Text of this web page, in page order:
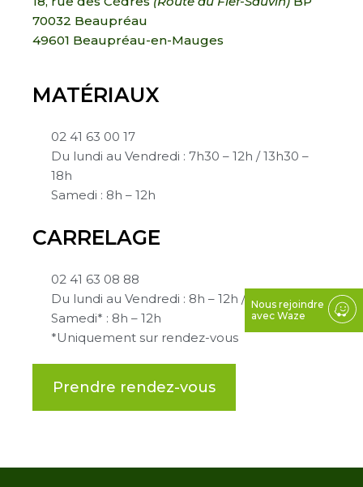
Nous rejoindre
avec Waze
70032 Beaupréau
49601 Beaupréau-en-Mauges
MATÉRIAUX
02 41 63 00 17
Du lundi au Vendredi : 7h30 – 12h / 13h30 –
18h
Samedi : 8h – 12h
CARRELAGE
02 41 63 08 88
Du lundi au Vendredi : 8h – 12h / 13h30 – 18h
Samedi* : 8h – 12h
*Uniquement sur rendez-vous
Prendre rendez-vous